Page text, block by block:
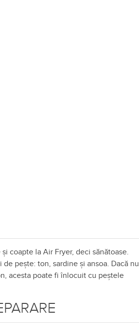
coapte la Air Fryer, deci sănătoase.
de pește: ton, sardine și ansoa. Dacă nu
acesta poate fi înlocuit cu peștele